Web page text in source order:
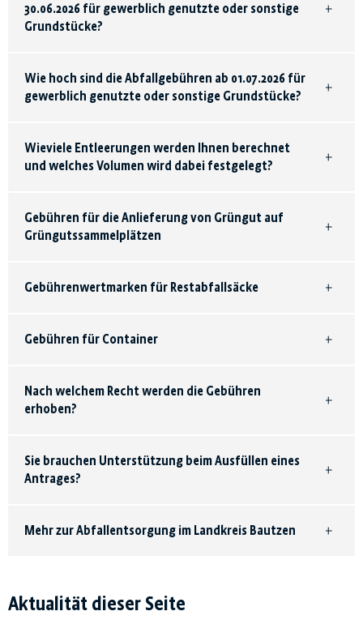
30.06.2026 für gewerblich genutzte oder sonstige
Grundstücke?
Wie hoch sind die Abfallgebühren ab 01.07.2026 für
gewerblich genutzte oder sonstige Grundstücke?
Wieviele Entleerungen werden Ihnen berechnet
und welches Volumen wird dabei festgelegt?
Gebühren für die Anlieferung von Grüngut auf
Grüngutssammelplätzen
Gebührenwertmarken für Restabfallsäcke
Gebühren für Container
Nach welchem Recht werden die Gebühren
erhoben?
Sie brauchen Unterstützung beim Ausfüllen eines
Antrages?
Mehr zur Abfallentsorgung im Landkreis Bautzen
Aktualität dieser Seite